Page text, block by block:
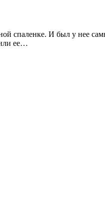
спаленке. И был у нее
ее…